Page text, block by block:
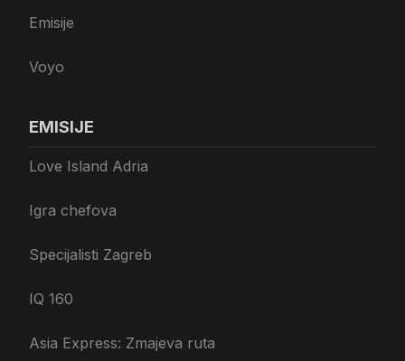
Emisije
Voyo
EMISIJE
Love Island Adria
Igra chefova
Specijalisti Zagreb
IQ 160
Asia Express: Zmajeva ruta